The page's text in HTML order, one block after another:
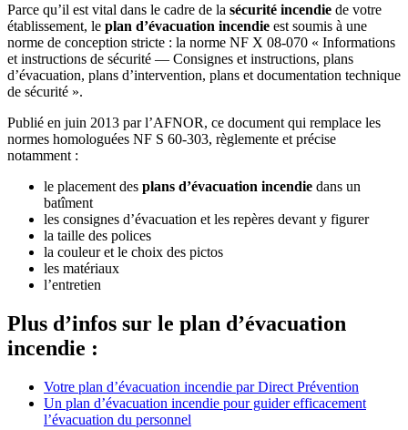
​Parce qu’il est vital dans le cadre de la sécurité incendie de votre
établissement, le plan d’évacuation incendie est soumis à une
norme de conception stricte : la norme NF X 08-070 « Informations
et instructions de sécurité — Consignes et instructions, plans
d’évacuation, plans d’intervention, plans et documentation technique
de sécurité ».
​Publié en juin 2013 par l’AFNOR, ce document qui remplace les
normes homologuées NF S 60-303, règlemente et précise
notamment :
le placement des plans d’évacuation incendie dans un
batîment
les consignes d’évacuation et les repères devant y figurer
la taille des polices
la couleur et le choix des pictos
les matériaux
l’entretien
Plus d’infos sur le plan d’évacuation
incendie :
Votre plan d’évacuation incendie par Direct Prévention
Un plan d’évacuation incendie pour guider efficacement
l’évacuation du personnel